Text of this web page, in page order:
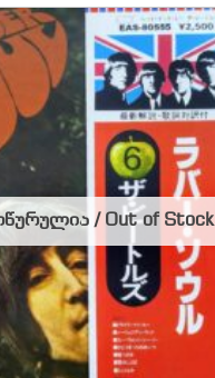
/ Out of Stock